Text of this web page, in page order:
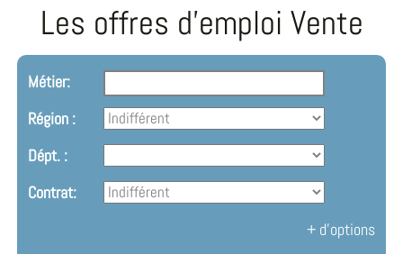
Les offres d'emploi Vente
Métier:
Région :
Dépt. :
Contrat:
+ d'options